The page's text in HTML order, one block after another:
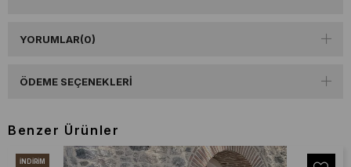
YORUMLAR(0)
ÖDEME SEÇENEKLERI
Benzer Ürünler
İNDIRIM